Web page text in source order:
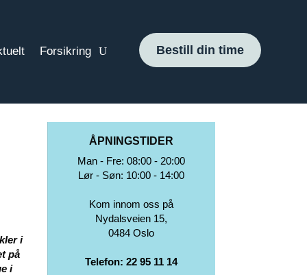
Forsikring Bestill din time
i
på
i
ÅPNINGSTIDER
Man - Fre: 08:00 - 20:00
Lør - Søn: 10:00 - 14:00
Kom innom oss på
Nydalsveien 15,
0484 Oslo
Telefon: 22 95 11 14